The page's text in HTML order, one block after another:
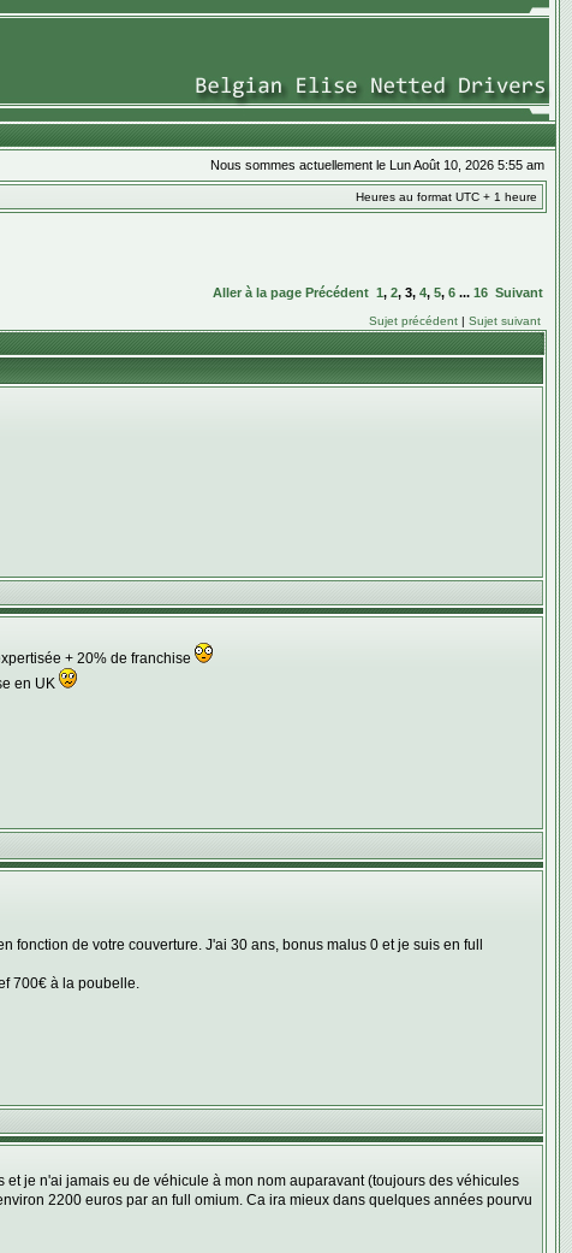
Nous sommes actuellement le Lun Août 10, 2026 5:55 am
Heures au format UTC + 1 heure
Aller à la page Précédent 1, 2, 3, 4, 5, 6 ... 16 Suivant
Sujet précédent | Sujet suivant
+ 20% de franchise
en UK
de votre couverture. J'ai 30 ans, bonus malus 0 et je suis en full
700€ à la poubelle.
je n'ai jamais eu de véhicule à mon nom auparavant (toujours des véhicules
2200 euros par an full omium. Ca ira mieux dans quelques années pourvu